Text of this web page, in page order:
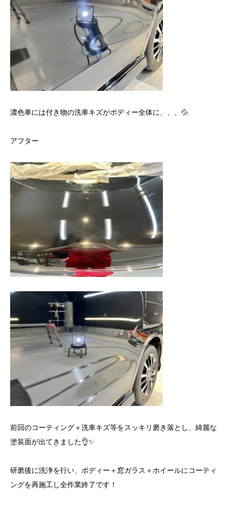
濃色車には付き物の洗車キズがボディー全体に、、、💦
アフター
前回のコーティング＋洗車キズ等をスッキリ磨き落とし、綺麗な
塗装面が出てきました👌✨
研磨後に洗浄を行い、ボディー＋窓ガラス＋ホイールにコーティ
ングを再施工し全作業終了です！